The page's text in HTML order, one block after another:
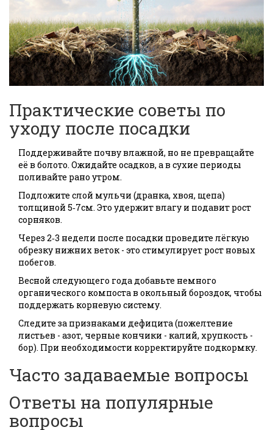
Практические советы по
уходу после посадки
Поддерживайте почву влажной, но не превращайте
её в болото. Ожидайте осадков, а в сухие периоды
поливайте рано утром.
Подложите слой мульчи (дранка, хвоя, щепа)
толщиной 5‑7см. Это удержит влагу и подавит рост
сорняков.
Через 2‑3 недели после посадки проведите лёгкую
обрезку нижних веток - это стимулирует рост новых
побегов.
Весной следующего года добавьте немного
органического компоста в окольный бороздок, чтобы
поддержать корневую систему.
Следите за признаками дефицита (пожелтение
листьев - азот, черные кончики - калий, хрупкость -
бор). При необходимости корректируйте подкормку.
Часто задаваемые вопросы
Ответы на популярные
вопросы